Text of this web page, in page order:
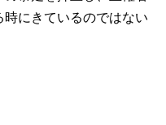
にきているのではない